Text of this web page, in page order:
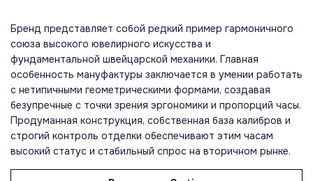
Бренд представляет собой редкий пример гармоничного
союза высокого ювелирного искусства и
фундаментальной швейцарской механики. Главная
особенность мануфактуры заключается в умении работать
с нетипичными геометрическими формами, создавая
безупречные с точки зрения эргономики и пропорций часы.
Продуманная конструкция, собственная база калибров и
строгий контроль отделки обеспечивают этим часам
высокий статус и стабильный спрос на вторичном рынке.